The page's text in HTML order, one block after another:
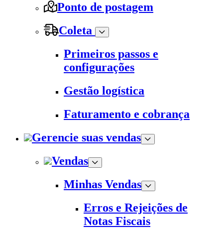
Ponto de postagem
Coleta
Primeiros passos e
configurações
Gestão logística
Faturamento e cobrança
Gerencie suas vendas
Vendas
Minhas Vendas
Erros e Rejeições de
Notas Fiscais